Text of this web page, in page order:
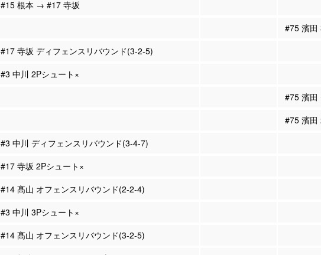
#15 根本 → #17 寺坂
#75 濱田
#17 寺坂 ディフェンスリバウンド(3-2-5)
#3 中川 2Pシュート×
#75 濱田
#75 濱田
#3 中川 ディフェンスリバウンド(3-4-7)
#17 寺坂 2Pシュート×
#14 髙山 オフェンスリバウンド(2-2-4)
#3 中川 3Pシュート×
#14 髙山 オフェンスリバウンド(3-2-5)